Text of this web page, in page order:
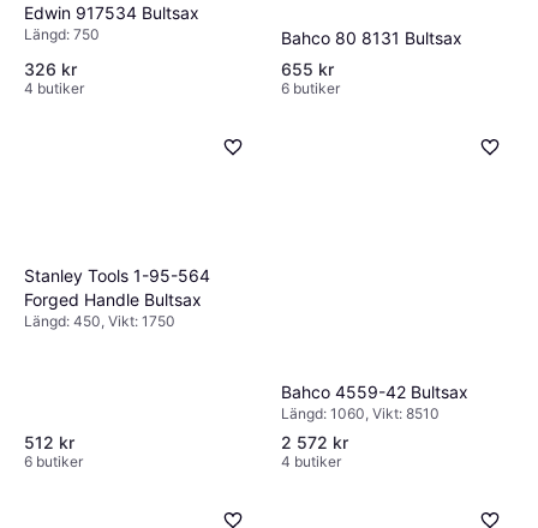
Edwin 917534 Bultsax
Längd: 750
326 kr
4 butiker
Bahco 80 8131 Bultsax
655 kr
6 butiker
Stanley Tools 1-95-564
Forged Handle Bultsax
Längd: 450, Vikt: 1750
512 kr
6 butiker
Bahco 4559-42 Bultsax
Längd: 1060, Vikt: 8510
2 572 kr
4 butiker